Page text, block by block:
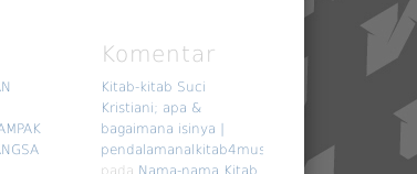
Komentar
Kitab-kitab Suci
Kristiani; apa &
bagaimana isinya |
pendalamanalkitab4muslim
pada Nama-nama Kitab